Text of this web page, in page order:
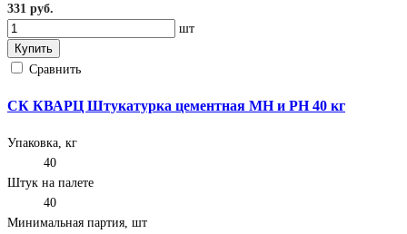
331 руб.
шт
Купить
Сравнить
СК КВАРЦ Штукатурка цементная МН и РН 40 кг
Упаковка, кг
40
Штук на палете
40
Минимальная партия, шт